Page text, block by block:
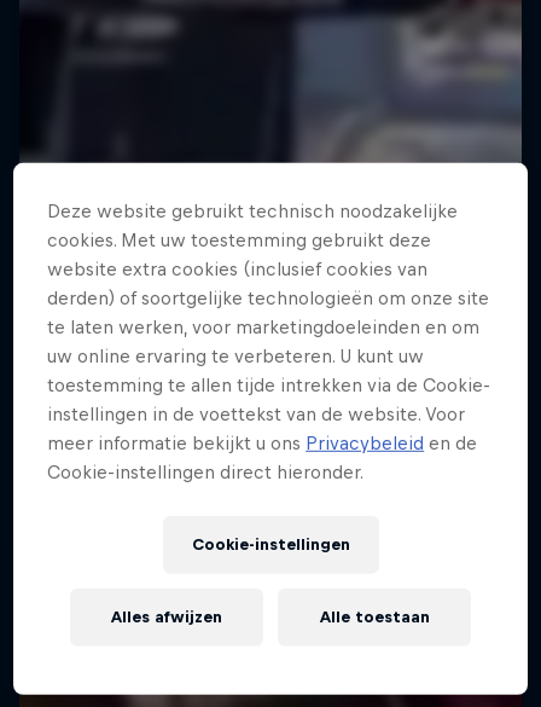
Deze website gebruikt technisch noodzakelijke
cookies. Met uw toestemming gebruikt deze
website extra cookies (inclusief cookies van
derden) of soortgelijke technologieën om onze site
te laten werken, voor marketingdoeleinden en om
uw online ervaring te verbeteren. U kunt uw
toestemming te allen tijde intrekken via de Cookie-
instellingen in de voettekst van de website. Voor
meer informatie bekijkt u ons Privacybeleid en de
Cookie-instellingen direct hieronder.
Cookie-instellingen
Alles afwijzen Alle toestaan